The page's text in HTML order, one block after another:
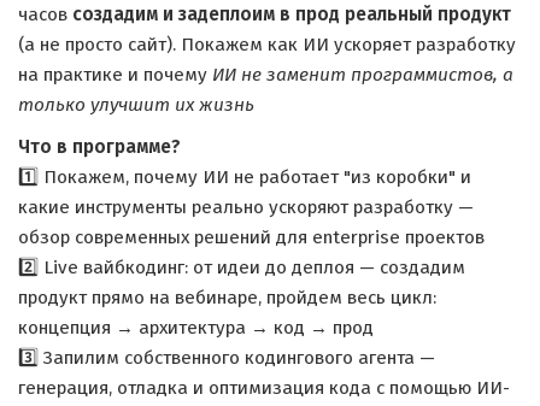
часов создадим и задеплоим в прод реальный продукт
(а не просто сайт). Покажем как ИИ ускоряет разработку
на практике и почему ИИ не заменит программистов, а
только улучшит их жизнь
Что в программе?
1️⃣ Покажем, почему ИИ не работает "из коробки" и
какие инструменты реально ускоряют разработку —
обзор современных решений для enterprise проектов
2️⃣ Live вайбкодинг: от идеи до деплоя — создадим
продукт прямо на вебинаре, пройдем весь цикл:
концепция → архитектура → код → прод
3️⃣ Запилим собственного кодингового агента —
генерация, отладка и оптимизация кода с помощью ИИ-